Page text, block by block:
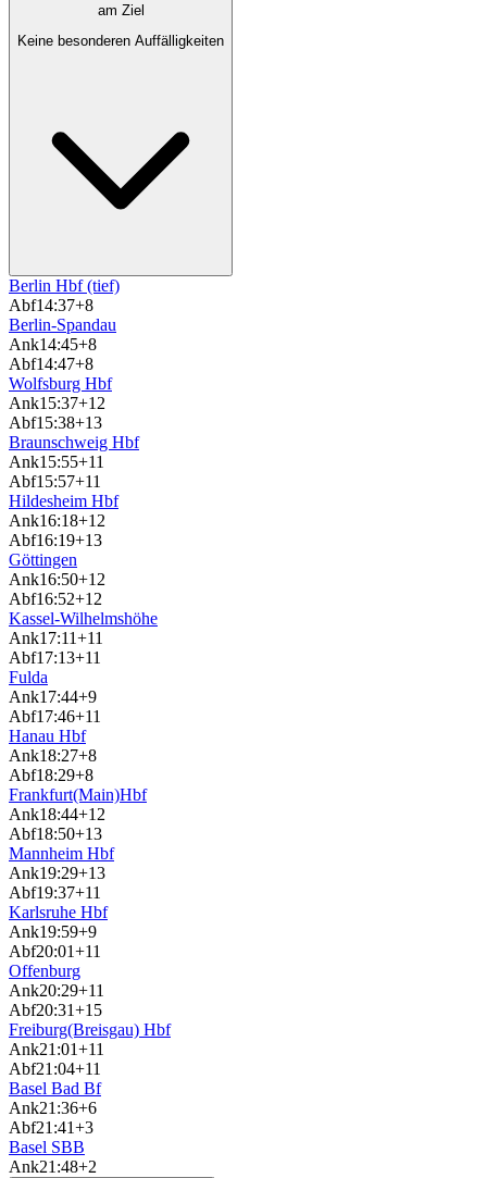
am Ziel
Keine besonderen Auffälligkeiten
Berlin Hbf (tief)
Abf14:37+8
Berlin-Spandau
Ank14:45+8
Abf14:47+8
Wolfsburg Hbf
Ank15:37+12
Abf15:38+13
Braunschweig Hbf
Ank15:55+11
Abf15:57+11
Hildesheim Hbf
Ank16:18+12
Abf16:19+13
Göttingen
Ank16:50+12
Abf16:52+12
Kassel-Wilhelmshöhe
Ank17:11+11
Abf17:13+11
Fulda
Ank17:44+9
Abf17:46+11
Hanau Hbf
Ank18:27+8
Abf18:29+8
Frankfurt(Main)Hbf
Ank18:44+12
Abf18:50+13
Mannheim Hbf
Ank19:29+13
Abf19:37+11
Karlsruhe Hbf
Ank19:59+9
Abf20:01+11
Offenburg
Ank20:29+11
Abf20:31+15
Freiburg(Breisgau) Hbf
Ank21:01+11
Abf21:04+11
Basel Bad Bf
Ank21:36+6
Abf21:41+3
Basel SBB
Ank21:48+2